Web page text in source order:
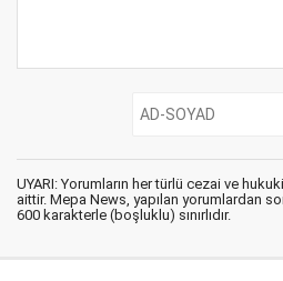
UYARI: Yorumların her türlü cezai ve
aittir. Mepa News, yapılan yorumlardan
600 karakterle (boşluklu) sınırlıdır.